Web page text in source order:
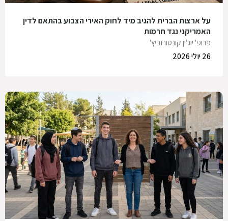
על ארצות הברית להגיב מיד לחוק האירי הצבוע בהתאם לדין
האמריקני נגד חרמות
פרופ' יוג'ין קונטורוביץ'
26 יולי 2026